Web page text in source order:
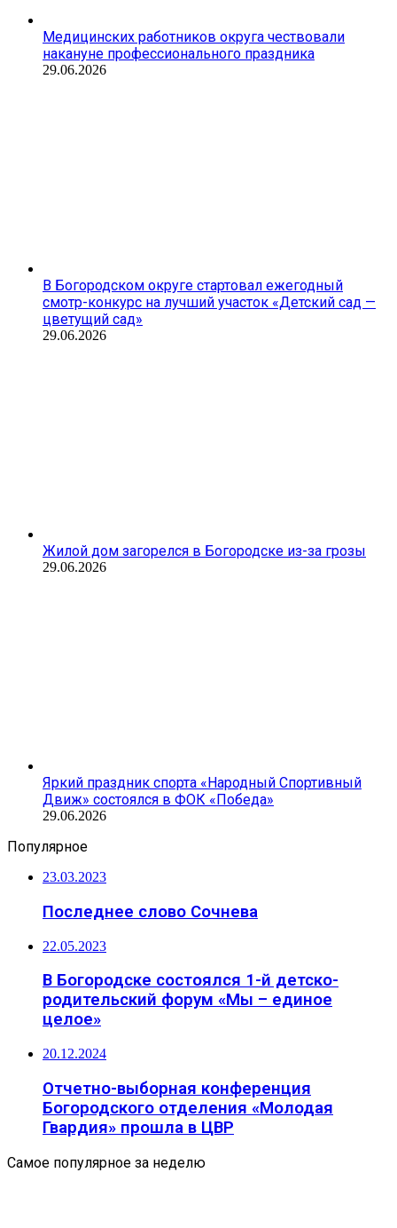
Медицинских работников округа чествовали
накануне профессионального праздника
29.06.2026
В Богородском округе стартовал ежегодный
смотр-конкурс на лучший участок «Детский сад —
цветущий сад»
29.06.2026
Жилой дом загорелся в Богородске из-за грозы
29.06.2026
Яркий праздник спорта «Народный Спортивный
Движ» состоялся в ФОК «Победа»
29.06.2026
Популярное
23.03.2023
Последнее слово Сочнева
22.05.2023
В Богородске состоялся 1-й детско-
родительский форум «Мы – единое
целое»
20.12.2024
Отчетно-выборная конференция
Богородского отделения «Молодая
Гвардия» прошла в ЦВР
Самое популярное за неделю